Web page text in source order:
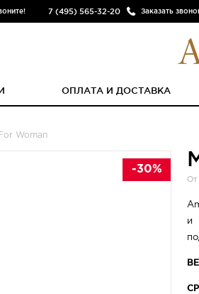
7 (495) 565-32-20 Заказать
ОПЛАТА И ДОСТАВКА
Woman
-30%
От
и